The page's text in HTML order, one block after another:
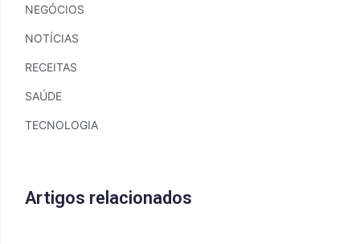
NEGÓCIOS
NOTÍCIAS
RECEITAS
SAÚDE
TECNOLOGIA
Artigos relacionados